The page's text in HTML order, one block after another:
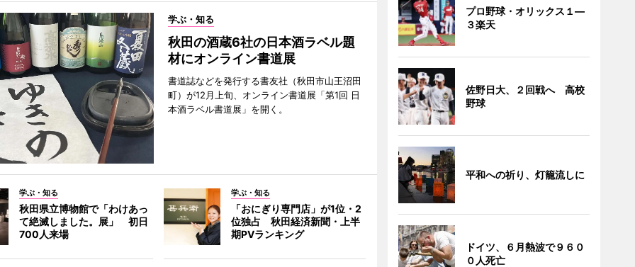
学ぶ・知る
秋田の酒蔵6社の日本酒ラベル題
材にオンライン書道展
書道誌などを発行する書友社（秋田市山王沼田
町）が12月上旬、オンライン書道展「第1回 日
本酒ラベル書道展」を開く。
学ぶ・知る
秋田県立博物館で「わけあっ
て絶滅しました。展」 初日
700人来場
学ぶ・知る
「おにぎり専門店」が1位・2
位独占 秋田経済新聞・上半
期PVランキング
プロ野球・オリックス１―
３楽天
佐野日大、２回戦へ 高校
野球
平和への祈り、灯籠流しに
ドイツ、６月熱波で９６０
０人死亡